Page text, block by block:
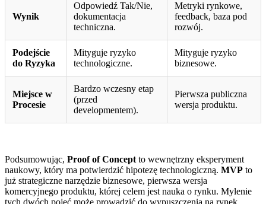
Wynik
Odpowiedź Tak/Nie,
dokumentacja
techniczna.
Metryki rynkowe,
feedback, baza pod
rozwój.
Podejście
do Ryzyka
Mityguje ryzyko
technologiczne.
Mityguje ryzyko
biznesowe.
Miejsce w
Procesie
Bardzo wczesny etap
(przed
developmentem).
Pierwsza publiczna
wersja produktu.
Podsumowując, Proof of Concept to wewnętrzny eksperyment
naukowy, który ma potwierdzić hipotezę technologiczną. MVP to
już strategiczne narzędzie biznesowe, pierwsza wersja
komercyjnego produktu, której celem jest nauka o rynku. Mylenie